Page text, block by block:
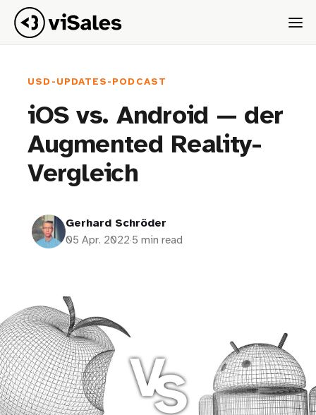
USD-UPDATES-PODCAST
iOS vs. Android — der
Augmented Reality-
Vergleich
Gerhard Schröder
05 Apr. 2022·5 min read